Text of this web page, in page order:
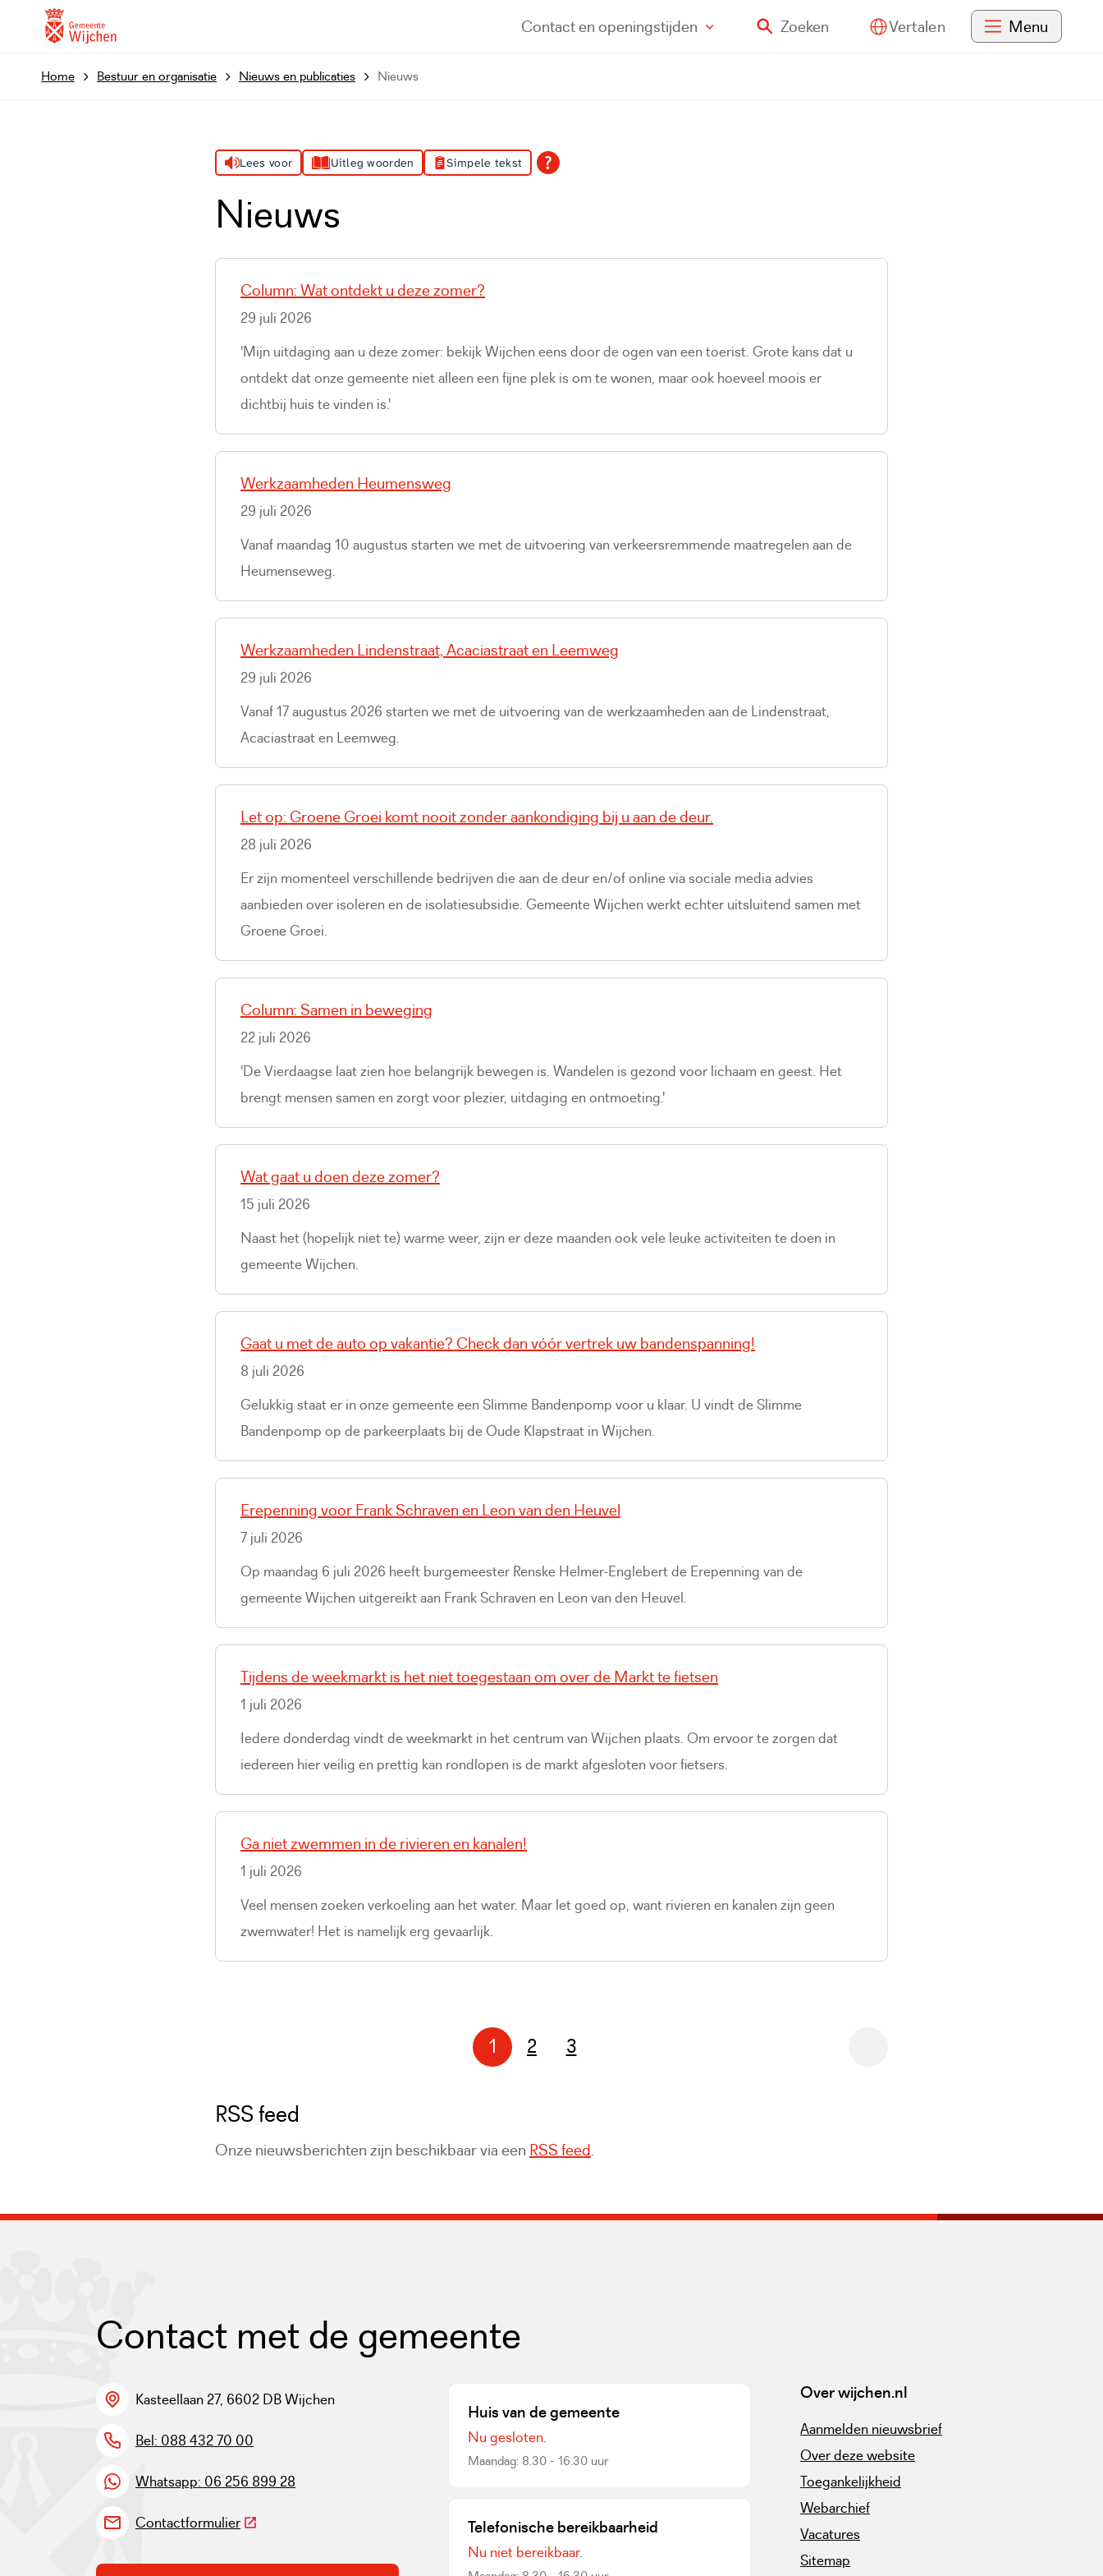
Contacten openingstijden Zoeken Vertalen Menu
Home Bestuur en organisatie Nieuws en publicaties Nieuws
Lees voor Uitleg woorden Simpele tekst
Nieuws
Column: Wat ontdekt u deze zomer?
29 juli 2026
'Mijn uitdaging aan u deze zomer: bekijk Wijchen eens door de ogen van een toerist. Grote kans dat u
ontdekt dat onze gemeente niet alleen een fijne plek is om te wonen, maar ook hoeveel moois er
dichtbij huis te vinden is.'
Werkzaamheden Heumensweg
29 juli 2026
Vanaf maandag 10 augustus starten we met de uitvoering van verkeersremmende maatregelen aan de
Heumenseweg.
Werkzaamheden Lindenstraat, Acaciastraat en Leemweg
29 juli 2026
Vanaf 17 augustus 2026 starten we met de uitvoering van de werkzaamheden aan de Lindenstraat,
Acaciastraat en Leemweg.
Let op: Groene Groei komt nooit zonder aankondiging bij u aan de deur.
28 juli 2026
Er zijn momenteel verschillende bedrijven die aan de deur en/of online via sociale media advies
aanbieden over isoleren en de isolatiesubsidie. Gemeente Wijchen werkt echter uitsluitend samen met
Groene Groei.
Column: Samen in beweging
22 juli 2026
'De Vierdaagse laat zien hoe belangrijk bewegen is. Wandelen is gezond voor lichaam en geest. Het
brengt mensen samen en zorgt voor plezier, uitdaging en ontmoeting.'
Wat gaat u doen deze zomer?
15 juli 2026
Naast het (hopelijk niet te) warme weer, zijn er deze maanden ook vele leuke activiteiten te doen in
gemeente Wijchen.
Gaat u met de auto op vakantie? Check dan vóór vertrek uw bandenspanning!
8 juli 2026
Gelukkig staat er in onze gemeente een Slimme Bandenpomp voor u klaar. U vindt de Slimme
Bandenpomp op de parkeerplaats bij de Oude Klapstraat in Wijchen.
Erepenning voor Frank Schraven en Leon van den Heuvel
7 juli 2026
Op maandag 6 juli 2026 heeft burgemeester Renske Helmer-Englebert de Erepenning van de
gemeente Wijchen uitgereikt aan Frank Schraven en Leon van den Heuvel.
Tijdens de weekmarkt is het niet toegestaan om over de Markt te fietsen
1 juli 2026
Iedere donderdag vindt de weekmarkt in het centrum van Wijchen plaats. Om ervoor te zorgen dat
iedereen hier veilig en prettig kan rondlopen is de markt afgesloten voor fietsers.
Ga niet zwemmen in de rivieren en kanalen!
1 juli 2026
Veel mensen zoeken verkoeling aan het water. Maar let goed op, want rivieren en kanalen zijn geen
zwemwater! Het is namelijk erg gevaarlijk.
1
Pagina
2
Pagina
3
RSS feed
Onze nieuwsberichten zijn beschikbaar via een RSS feed
Contact met de gemeente
Kasteellaan 27, 6602 DB Wijchen
Bel: 088 432 70 00
Whatsapp: 06 256 899 28
Contactformulier(Deze link gaat naar een externe website)
Huis van de gemeente
Nu gesloten.
Maandag: 8.30 - 16.30 uur
Telefonische bereikbaarheid
Nu niet bereikbaar.
Over wijchen.nl
Aanmelden nieuwsbrief
Over deze website
Toegankelijkheid
Webarchief
Vacatures
Sitemap